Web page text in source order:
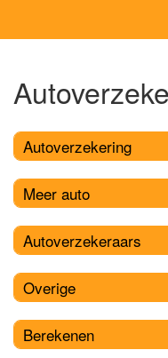
Autoverzekering
Meer auto
Autoverzekeraars
Overige
Berekenen